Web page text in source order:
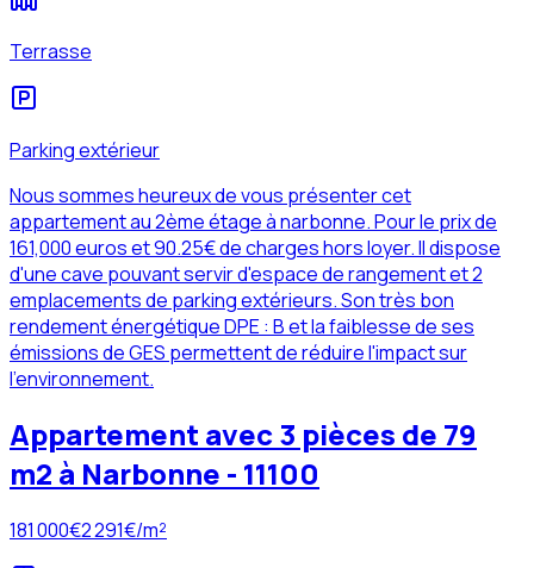
Terrasse
Parking extérieur
Nous sommes heureux de vous présenter cet
appartement au 2ème étage à narbonne. Pour le prix de
161,000 euros et 90.25€ de charges hors loyer. Il dispose
d'une cave pouvant servir d'espace de rangement et 2
emplacements de parking extérieurs. Son très bon
rendement énergétique DPE : B et la faiblesse de ses
émissions de GES permettent de réduire l'impact sur
l'environnement.
Appartement avec 3 pièces de 79
m2 à Narbonne - 11100
181 000€2 291€/m²